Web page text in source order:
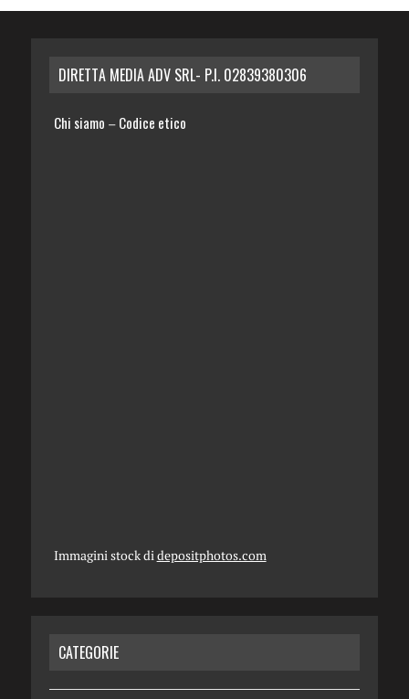
DIRETTA MEDIA ADV SRL- P.I. 02839380306
Chi siamo – Codice etico
Immagini stock didepositphotos.com
CATEGORIE